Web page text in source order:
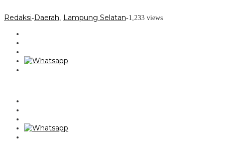
Redaksi-Daerah Lampung Selatan-1,233 views